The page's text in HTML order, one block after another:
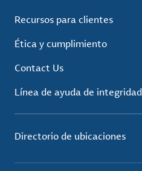
Recursos para clientes
Ética y cumplimiento
Contact Us
Línea de ayuda de integridad
Directorio de ubicaciones